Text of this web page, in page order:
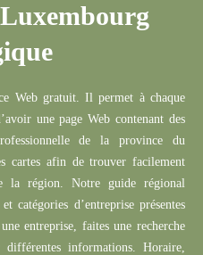
Web gratuit. Il permet à chaque
une page Web contenant des
de la province du
cartes afin de trouver facilement
la région. Notre guide régional
catégories d’entreprise présentes
entreprise, faites une recherche
informations. Horaire,